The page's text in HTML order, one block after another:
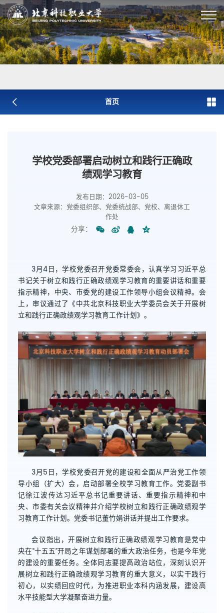
首页
学校党委部署启动树立和践行正确政
绩观学习教育
发布日期：2026-03-05
文章来源：党委组织部、党委统战部、党校、离退休工
作处
分享：
3月4日，学校党委召开党委常委会，认真学习习近平总
书记关于树立和践行正确政绩观学习教育的重要讲话和重要
指示精神，中央、市委党的建设工作领导小组会议精神。会
上，审议通过了《中共北京科技职业大学委员会关于开展树
立和践行正确政绩观学习教育工作计划》。
3月5日，学校党委召开党的建设和全面从严治党工作领
导小组（扩大）会，启动部署全校学习教育工作。党委副书
记徐江波传达习近平总书记重要讲话、重要指示精神和中
央、市委有关会议精神并介绍学校树立和践行正确政绩观学
习教育工作计划。党委书记董竹娟讲话并提出工作要求。
会议指出，开展树立和践行正确政绩观学习教育是党中
央在“十五五”开局之年谋划部署的重大政治任务，也是今年党
的建设的重要任务。全体同志要提高政治站位，深刻认识开
展树立和践行正确政绩观学习教育的重大意义，以实干践行
初心，以实绩回应时代，为推进职业本科内涵发展，建设高
水平技能型大学凝聚奋进力量。